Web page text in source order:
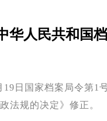
人民共和国
日国家档案局令第
法规的决定》修正。